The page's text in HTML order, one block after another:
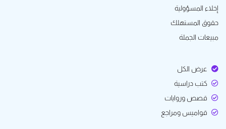
إخلاء المسؤولية
حقوق المستهلك
مبيعات الجملة
عرض الكل
كتب دراسية
قصص وروايات
قواميس ومراجع